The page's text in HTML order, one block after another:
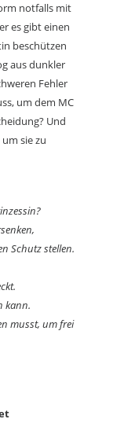
notfalls mit
es gibt einen
beschützen
aus dunkler
Fehler
um dem MC
Und
sie zu
Schutz stellen.
kann.
musst, um frei